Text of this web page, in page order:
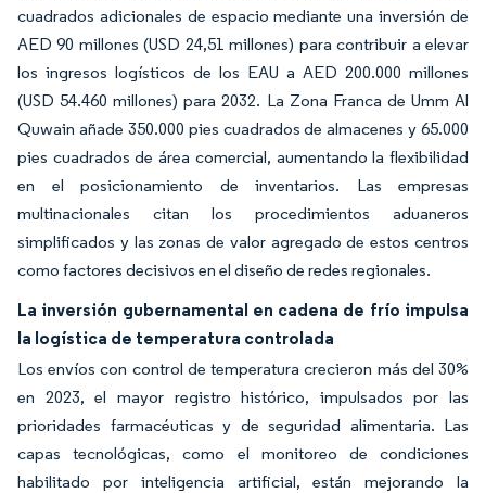
cuadrados adicionales de espacio mediante una inversión de
AED 90 millones (USD 24,51 millones) para contribuir a elevar
los ingresos logísticos de los EAU a AED 200.000 millones
(USD 54.460 millones) para 2032. La Zona Franca de Umm Al
Quwain añade 350.000 pies cuadrados de almacenes y 65.000
pies cuadrados de área comercial, aumentando la flexibilidad
en el posicionamiento de inventarios. Las empresas
multinacionales citan los procedimientos aduaneros
simplificados y las zonas de valor agregado de estos centros
como factores decisivos en el diseño de redes regionales.
La inversión gubernamental en cadena de frío impulsa
la logística de temperatura controlada
Los envíos con control de temperatura crecieron más del 30%
en 2023, el mayor registro histórico, impulsados por las
prioridades farmacéuticas y de seguridad alimentaria. Las
capas tecnológicas, como el monitoreo de condiciones
habilitado por inteligencia artificial, están mejorando la